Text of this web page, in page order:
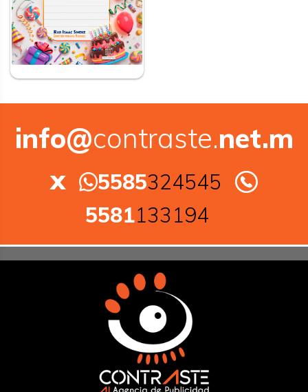
info@contraste.net.m
x
5585324545
5581133194